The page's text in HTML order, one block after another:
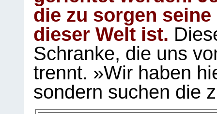
die zu sorgen
dieser Welt ist.
Schranke, die uns
trennt. »Wir haben
sondern suchen die